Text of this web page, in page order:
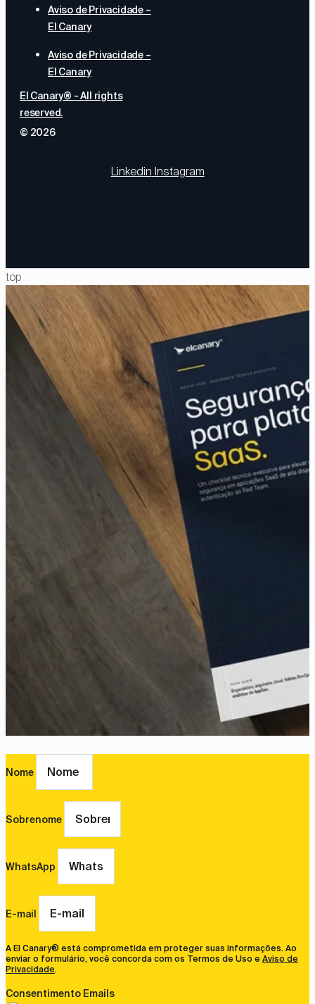
Aviso de Privacidade –
El Canary
Aviso de Privacidade –
El Canary
El Canary® - All rights
reserved.
© 2026
Linkedin Instagram
top
Nome
Sobrenome
WhatsApp
E-mail
A El Canary® está comprometida em proteger suas informações. Ao
enviar o formulário, você concorda com os Termos de Uso e Aviso de
Privacidade.
Consentimento Emails